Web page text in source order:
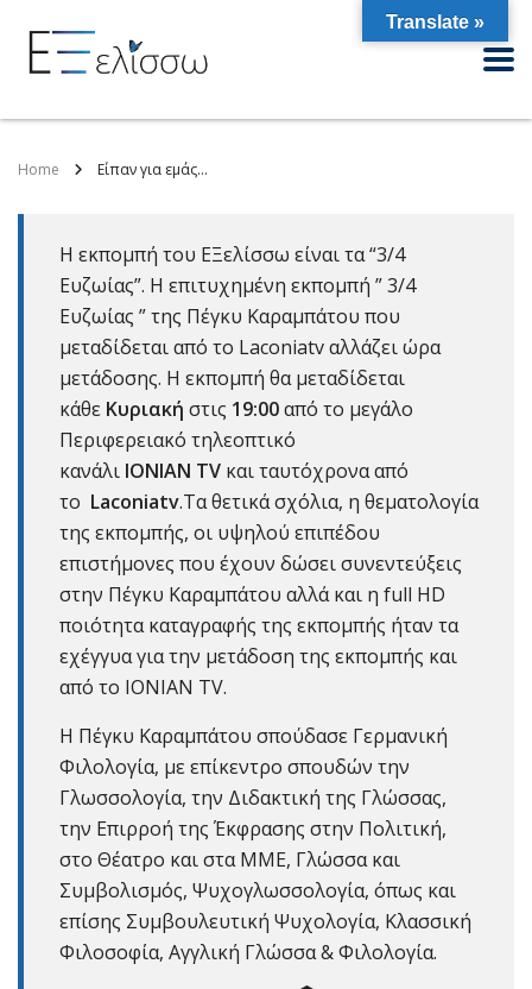
Home Είπαν για εμάς…
Η εκπομπή του ΕΞελίσσω είναι τα “3/4
Ευζωίας”. Η επιτυχημένη εκπομπή ” 3/4
Ευζωίας ” της Πέγκυ Καραμπάτου που
μεταδίδεται από το Laconiatv αλλάζει ώρα
μετάδοσης. Η εκπομπή θα μεταδίδεται
κάθε Κυριακή στις 19:00από το μεγάλο
Περιφερειακό τηλεοπτικό
κανάλι ΙΟΝΙΑΝ TV και ταυτόχρονα από
το Laconiatv.Τα θετικά σχόλια, η θεματολογία
της εκπομπής, οι υψηλού επιπέδου
επιστήμονες που έχουν δώσει συνεντεύξεις
στην Πέγκυ Καραμπάτου αλλά και η full HD
ποιότητα καταγραφής της εκπομπής ήταν τα
εχέγγυα για την μετάδοση της εκπομπής και
από το ΙΟΝΙΑΝ TV.
Η Πέγκυ Καραμπάτου σπούδασε Γερμανική
Φιλολογία, με επίκεντρο σπουδών την
Γλωσσολογία, την Διδακτική της Γλώσσας,
την Επιρροή της Έκφρασης στην Πολιτική,
στο Θέατρο και στα ΜΜΕ, Γλώσσα και
Συμβολισμός, Ψυχογλωσσολογία, όπως και
επίσης Συμβουλευτική Ψυχολογία, Κλασσική
Φιλοσοφία, Αγγλική Γλώσσα & Φιλολογία.
Translate »